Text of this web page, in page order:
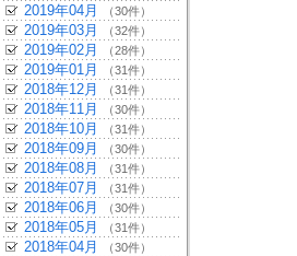
2019年04月 （30件）
2019年03月 （32件）
2019年02月 （28件）
2019年01月 （31件）
2018年12月 （31件）
2018年11月 （30件）
2018年10月 （31件）
2018年09月 （30件）
2018年08月 （31件）
2018年07月 （31件）
2018年06月 （30件）
2018年05月 （31件）
2018年04月 （30件）